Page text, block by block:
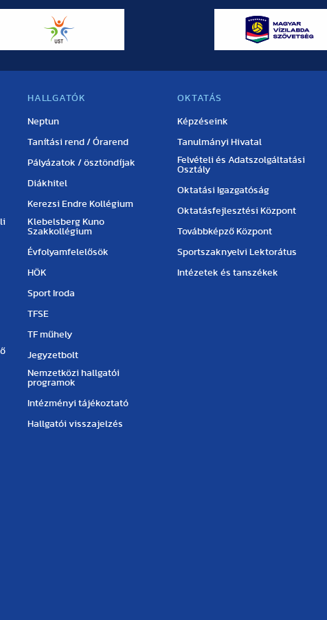
HALLGATÓK
Neptun
Tanítási rend / Órarend
Pályázatok / ösztöndíjak
Diákhitel
Kerezsi Endre Kollégium
Klebelsberg Kuno
Szakkollégium
Évfolyamfelelősök
HÖK
Sport Iroda
TFSE
TF műhely
Jegyzetbolt
Nemzetközi hallgatói
programok
Intézményi tájékoztató
Hallgatói visszajelzés
OKTATÁS
Képzéseink
Tanulmányi Hivatal
Felvételi és Adatszolgáltatási
Osztály
Oktatási Igazgatóság
Oktatásfejlesztési Központ
Továbbképző Központ
Sportszaknyelvi Lektorátus
Intézetek és tanszékek